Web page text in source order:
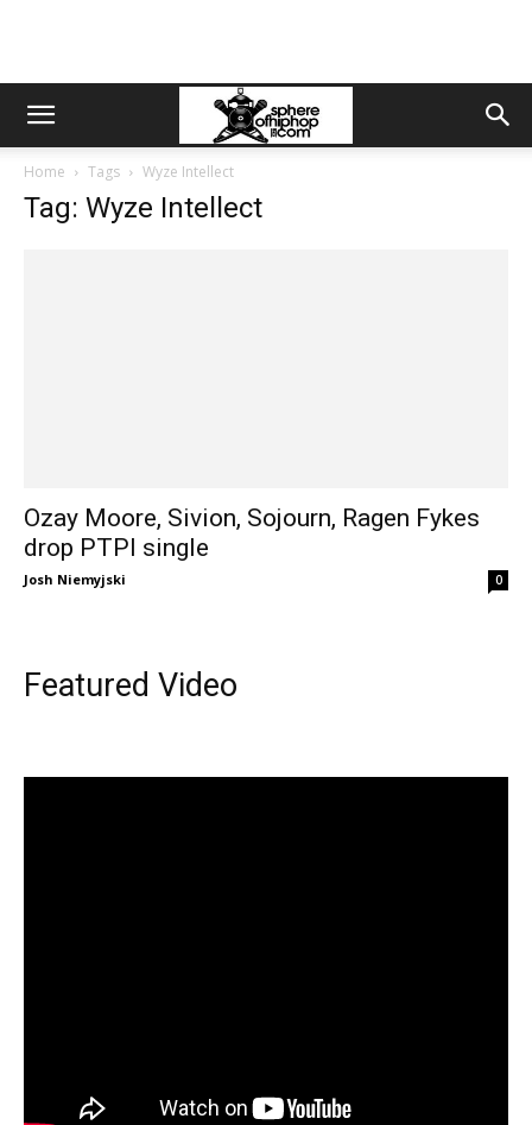
Home Tags Wyze Intellect
Tag: Wyze Intellect
Ozay Moore, Sivion, Sojourn, Ragen Fykes
drop PTPI single
Josh Niemyjski 0
Featured Video